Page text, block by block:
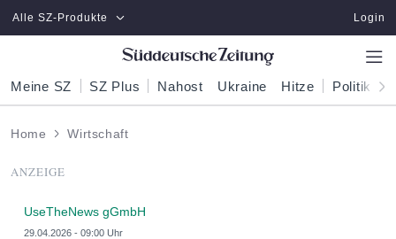
Zum Hauptinhalt springen
Alle SZ-Produkte Login
Meine SZ SZ Plus Nahost Ukraine Hitze Politik
Home Wirtschaft
ANZEIGE
UseTheNews gGmbH
29.04.2026 - 09:00 Uhr